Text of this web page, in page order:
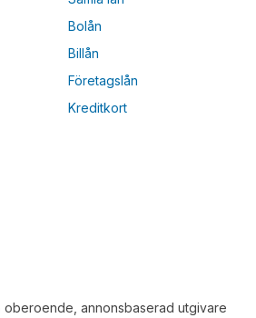
Bolån
Billån
Företagslån
Kreditkort
annonsbaserad utgivare